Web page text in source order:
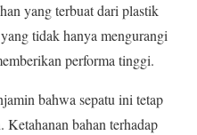
yang terbuat dari plastik
tidak hanya mengurangi
performa tinggi.
bahwa sepatu ini tetap
bahan terhadap